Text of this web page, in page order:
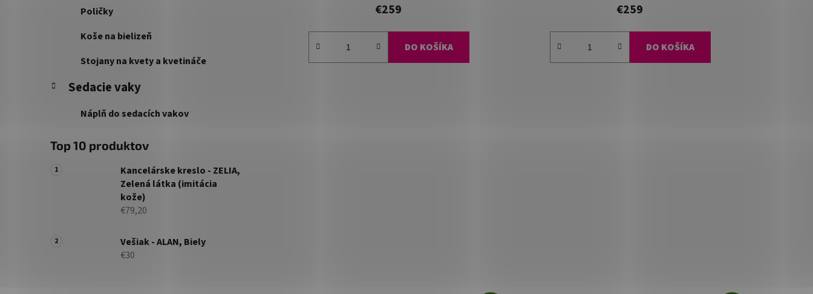
Poličky
Koše na bielizeň
Stojany na kvety a kvetináče
Sedacie vaky
Náplň do sedacích vakov
Top 10 produktov
Kancelárske kreslo - ZELIA,
Zelená látka (imitácia
kože)
€79,20
Vešiak - ALAN, Biely
€30
€259
DO KOŠÍKA
€259
DO KOŠÍKA